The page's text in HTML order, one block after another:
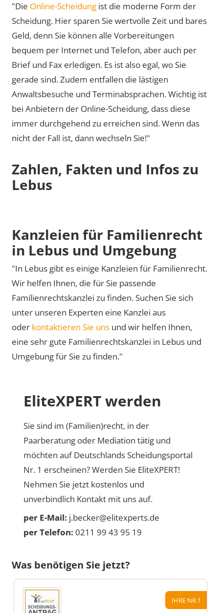
"Die Online-Scheidung ist die moderne Form der
Scheidung. Hier sparen Sie wertvolle Zeit und bares
Geld, denn Sie können alle Vorbereitungen
bequem per Internet und Telefon, aber auch per
Brief und Fax erledigen. Es ist also egal, wo Sie
gerade sind. Zudem entfallen die lästigen
Anwaltsbesuche und Terminabsprachen. Wichtig ist
bei Anbietern der Online-Scheidung, dass diese
immer durchgehend zu erreichen sind. Wenn das
nicht der Fall ist, dann wechseln Sie!"
Zahlen, Fakten und Infos zu
Lebus
Kanzleien für Familienrecht
in Lebus und Umgebung
"In Lebus gibt es einige Kanzleien für Familienrecht.
Wir helfen Ihnen, die für Sie passende
Familienrechtskanzlei zu finden. Suchen Sie sich
unter unseren Experten eine Kanzlei aus
oder kontaktieren Sie uns und wir helfen Ihnen,
eine sehr gute Familienrechtskanzlei in Lebus und
Umgebung für Sie zu finden."
EliteXPERT werden
Sie sind im (Familien)recht, in der
Paarberatung oder Mediation tätig und
möchten auf Deutschlands Scheidungsportal
Nr. 1 erscheinen? Werden Sie EliteXPERT!
Nehmen Sie jetzt kostenlos und
unverbindlich Kontakt mit uns auf.
per E-Mail: j.becker@elitexperts.de
per Telefon: 0211 99 43 95 19
Was benötigen Sie jetzt?
IHRE NR.1